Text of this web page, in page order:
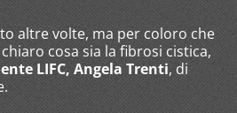
altre volte, ma per coloro che
cosa sia la fibrosi cistica,
LIFC, Angela Trenti, di